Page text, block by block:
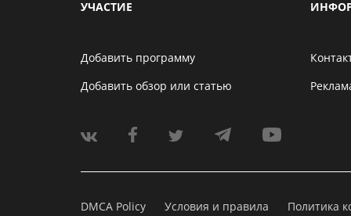
УЧАСТИЕ
Добавить программу
Добавить обзор или статью
DMCA Policy Условия и правила Политика